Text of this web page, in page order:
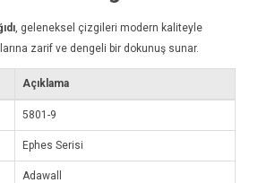
, geleneksel çizgileri modern kaliteyle
zarif ve dengeli bir dokunuş sunar.
Açıklama
5801-9
Ephes Serisi
Adawall